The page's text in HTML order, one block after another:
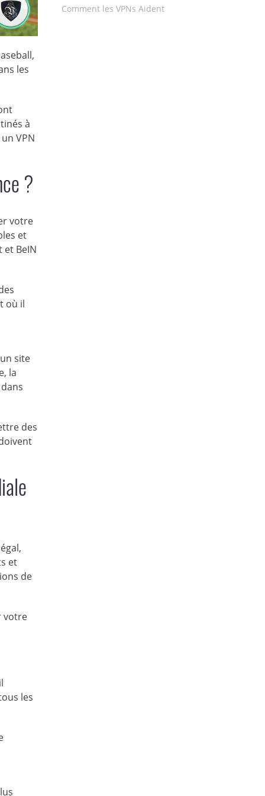
les
à
VPN
?
votre
et
et BeIN
où il
site
la
des
et
de
votre
les
Comment les VPNs Aident